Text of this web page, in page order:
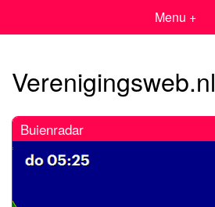
Menu +
Verenigingsweb.nl
Buienradar